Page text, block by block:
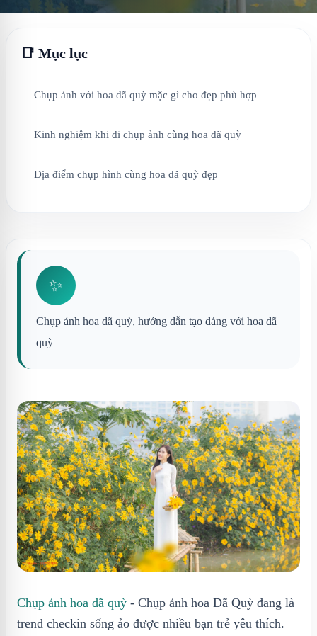
📑 Mục lục
Chụp ảnh với hoa dã quỳ mặc gì cho đẹp phù hợp
Kinh nghiệm khi đi chụp ảnh cùng hoa dã quỳ
Địa điểm chụp hình cùng hoa dã quỳ đẹp
✨
Chụp ảnh hoa dã quỳ, hướng dẫn tạo dáng với hoa dã
quỳ
Chụp ảnh hoa dã quỳ - Chụp ảnh hoa Dã Quỳ đang là
trend checkin sống ảo được nhiều bạn trẻ yêu thích.